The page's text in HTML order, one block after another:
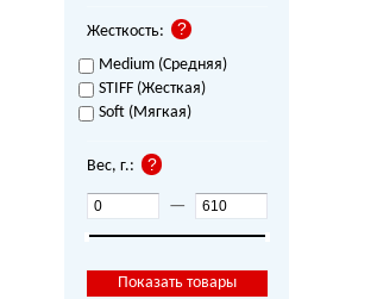
Жесткость:
Medium (Средняя)
STIFF (Жесткая)
Soft (Мягкая)
Вес, г.:
—